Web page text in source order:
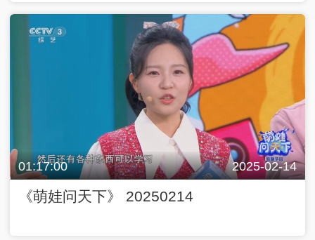
01:17:00 2025-02-14
《萌娃问天下》 20250214